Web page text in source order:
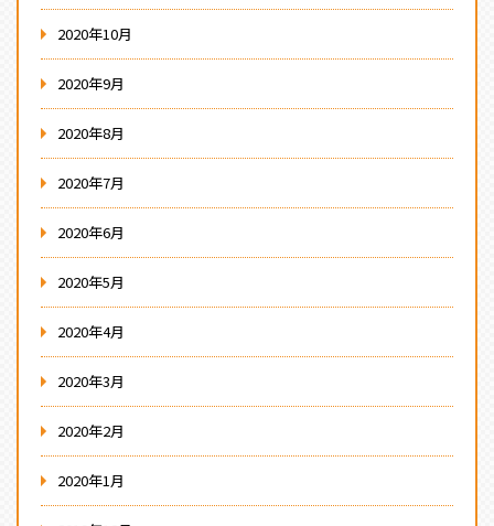
2020年10月
2020年9月
2020年8月
2020年7月
2020年6月
2020年5月
2020年4月
2020年3月
2020年2月
2020年1月